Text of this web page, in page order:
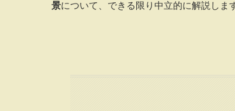
景について、できる限り中立的に解説しま